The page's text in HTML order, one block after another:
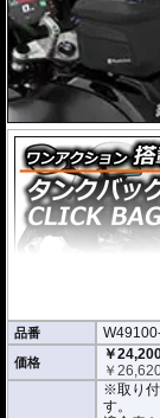
形状保持設計で、
きを防ぎます。
防水インナー、防
す。(完全防水を保
品番
価格
￥
￥
※取り付
す。